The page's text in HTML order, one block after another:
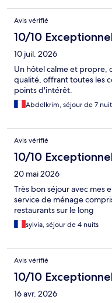
Avis vérifié
10/10
10 juil. 2026
Un hôtel calme et
qualité, offrant toutes les
points d'intérêt.
Abdelkrim, séjour de 7
Avis vérifié
10/10
20 mai 2026
Très bon séjour avec mes
service de ménage
restaurants sur le long
sylvia, séjour de 4 nuits
Avis vérifié
10/10
16 avr. 2026